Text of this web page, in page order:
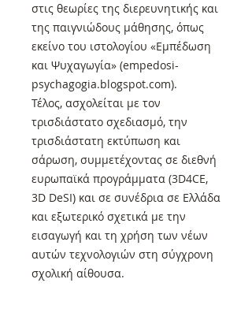
στις θεωρίες της διερευνητικής και
της παιγνιώδους μάθησης, όπως
εκείνο του ιστολογίου «Εμπέδωση
και Ψυχαγωγία» (empedosi-
psychagogia.blogspot.com).
Τέλος, ασχολείται με τον
τρισδιάστατο σχεδιασμό, την
τρισδιάστατη εκτύπωση και
σάρωση, συμμετέχοντας σε διεθνή
ευρωπαϊκά προγράμματα (3D4CE,
3D DeSI) και σε συνέδρια σε Ελλάδα
και εξωτερικό σχετικά με την
εισαγωγή και τη χρήση των νέων
αυτών τεχνολογιών στη σύγχρονη
σχολική αίθουσα.